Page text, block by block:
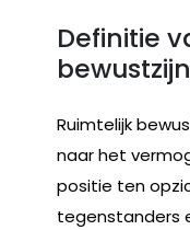
Definitie
Ruimtelijk
naar het
positie ten
tegenstanders